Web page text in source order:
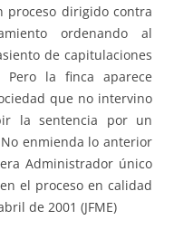
proceso dirigido contra
ordenando al
de capitulaciones
Pero la finca aparece
que no intervino
la sentencia por un
enmienda lo anterior
Administrador único
el proceso en calidad
de 2001 (JFME)